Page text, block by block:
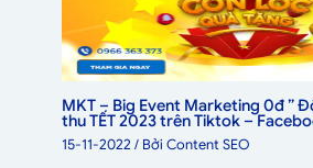
MKT – Big Event Marketing 0đ ”
thu TẾT 2023 trên Tiktok –
15-11-2022/ BởiContent SEO